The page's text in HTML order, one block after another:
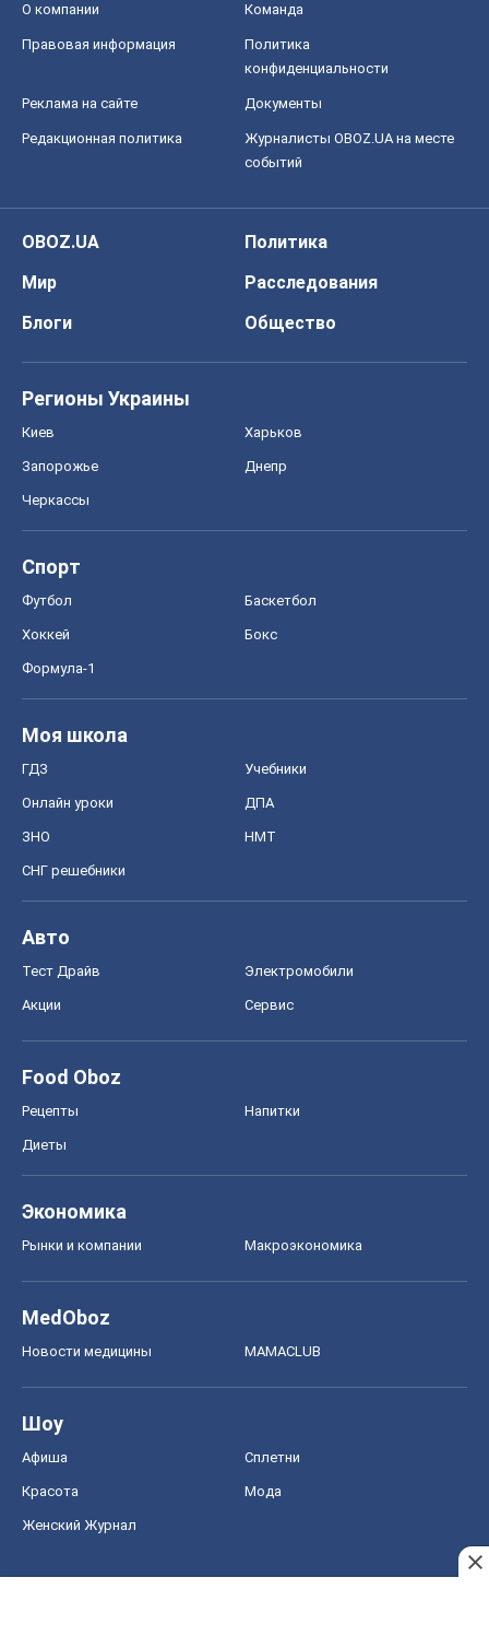
О компании Команда
Правовая информация
Политика
конфиденциальности
Реклама на сайте Документы
Редакционная политика
Журналисты OBOZ.UA на месте
событий
OBOZ.UA
Политика
Мир
Расследования
Блоги
Общество
Регионы Украины
Киев Харьков
Запорожье Днепр
Черкассы
Спорт
Футбол Баскетбол
Хоккей Бокс
Формула-1
Моя школа
ГДЗ Учебники
Онлайн уроки ДПА
ЗНО НМТ
СНГ решебники
Авто
Тест Драйв Электромобили
Акции Сервис
Food Oboz
Рецепты Напитки
Диеты
Экономика
Рынки и компании Mакроэкономика
MedOboz
Новости медицины MAMACLUB
Шоу
Афиша Сплетни
Красота Мода
Женский Журнал